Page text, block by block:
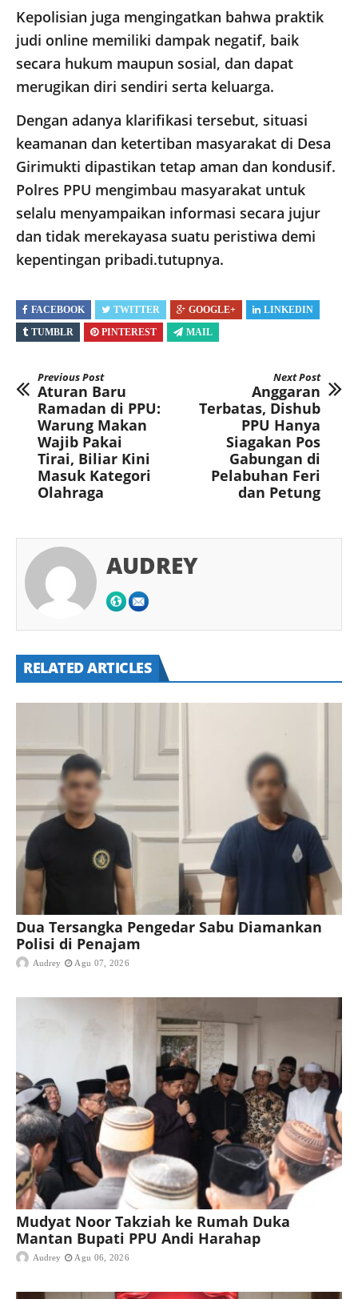
Kepolisian juga mengingatkan bahwa praktik
judi online memiliki dampak negatif, baik
secara hukum maupun sosial, dan dapat
merugikan diri sendiri serta keluarga.
Dengan adanya klarifikasi tersebut, situasi
keamanan dan ketertiban masyarakat di Desa
Girimukti dipastikan tetap aman dan kondusif.
Polres PPU mengimbau masyarakat untuk
selalu menyampaikan informasi secara jujur
dan tidak merekayasa suatu peristiwa demi
kepentingan pribadi.tutupnya.
FACEBOOK TWITTER GOOGLE+
LINKEDIN
TUMBLR
PINTEREST MAIL
Previous Post
Aturan Baru
Ramadan di PPU:
Warung Makan
Wajib Pakai
Tirai, Biliar Kini
Masuk Kategori
Olahraga
Next Post
Anggaran
Terbatas, Dishub
PPU Hanya
Siagakan Pos
Gabungan di
Pelabuhan Feri
dan Petung
AUDREY
RELATED ARTICLES
Dua Tersangka Pengedar Sabu Diamankan
Polisi di Penajam
Audrey Agu 07, 2026
Mudyat Noor Takziah ke Rumah Duka
Mantan Bupati PPU Andi Harahap
Audrey Agu 06, 2026